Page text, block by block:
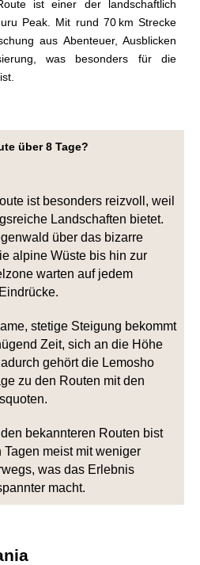
ist einer der landschaftlich
Peak. Mit rund 70 km Strecke
aus Abenteuer, Ausblicken
, was besonders für die
über 8 Tage?
ist besonders reizvoll, weil
Landschaften bietet.
über das bizarre
alpine Wüste bis hin zur
warten auf jedem
stetige Steigung bekommt
Zeit, sich an die Höhe
gehört die Lemosho
zu den Routen mit den
bekannteren Routen bist
Tagen meist mit weniger
was das Erlebnis
macht.